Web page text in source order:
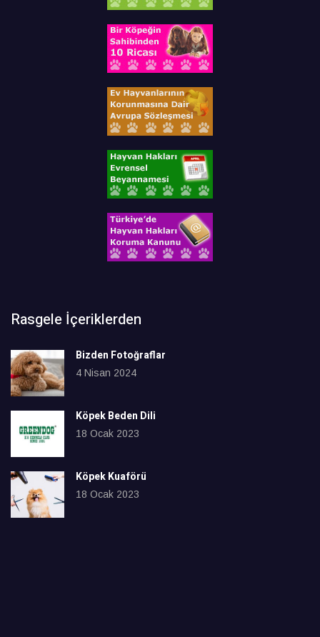
Rasgele İçeriklerden
Bizden Fotoğraflar
4 Nisan 2024
Köpek Beden Dili
18 Ocak 2023
Köpek Kuaförü
18 Ocak 2023